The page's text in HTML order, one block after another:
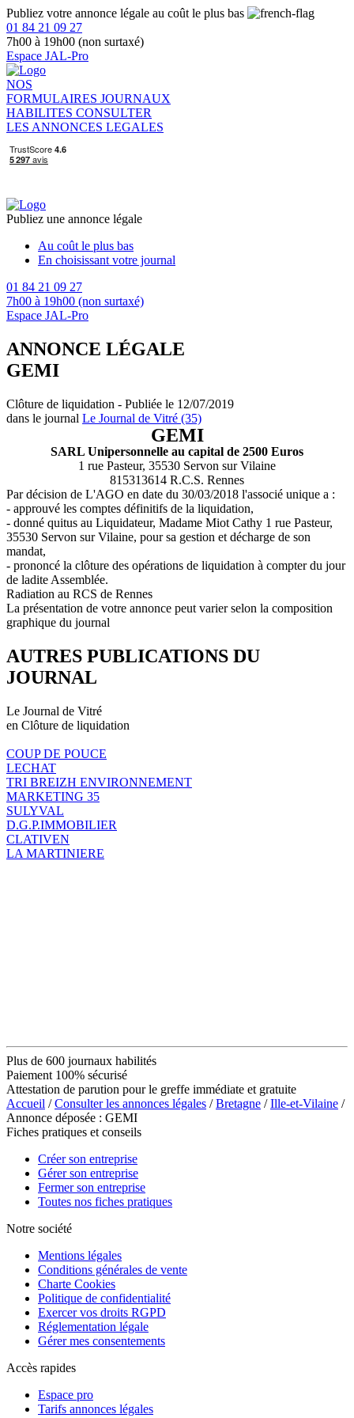
Publiez votre annonce légale au coût le plus bas
01 84 21 09 27
7h00 à 19h00 (non surtaxé)
Espace JAL-Pro
NOS
FORMULAIRES JOURNAUX
HABILITES CONSULTER
LES ANNONCES LEGALES
Publiez une annonce légale
Au coût le plus bas
En choisissant votre journal
01 84 21 09 27
7h00 à 19h00 (non surtaxé)
Espace JAL-Pro
ANNONCE LÉGALE
GEMI
Clôture de liquidation - Publiée le 12/07/2019
dans le journal Le Journal de Vitré (35)
GEMI
SARL Unipersonnelle au capital de 2500 Euros
1 rue Pasteur, 35530 Servon sur Vilaine
815313614 R.C.S. Rennes
Par décision de L'AGO en date du 30/03/2018 l'associé unique a :
- approuvé les comptes définitifs de la liquidation,
- donné quitus au Liquidateur, Madame Miot Cathy 1 rue Pasteur,
35530 Servon sur Vilaine, pour sa gestion et décharge de son
mandat,
- prononcé la clôture des opérations de liquidation à compter du jour
de ladite Assemblée.
Radiation au RCS de Rennes
La présentation de votre annonce peut varier selon la composition
graphique du journal
AUTRES PUBLICATIONS DU
JOURNAL
Le Journal de Vitré
en Clôture de liquidation
COUP DE POUCE
LECHAT
TRI BREIZH ENVIRONNEMENT
MARKETING 35
SULYVAL
D.G.P.IMMOBILIER
CLATIVEN
LA MARTINIERE
Plus de 600 journaux habilités
Paiement 100% sécurisé
Attestation de parution pour le greffe immédiate et gratuite
Accueil /Consulter les annonces légales /Bretagne /Ille-et-Vilaine /
Annonce déposée : GEMI
Fiches pratiques et conseils
Créer son entreprise
Gérer son entreprise
Fermer son entreprise
Toutes nos fiches pratiques
Notre société
Mentions légales
Conditions générales de vente
Charte Cookies
Politique de confidentialité
Exercer vos droits RGPD
Réglementation légale
Gérer mes consentements
Accès rapides
Espace pro
Tarifs annonces légales